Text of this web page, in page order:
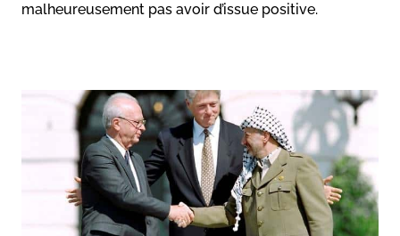
malheureusement pas avoir d’issue positive.